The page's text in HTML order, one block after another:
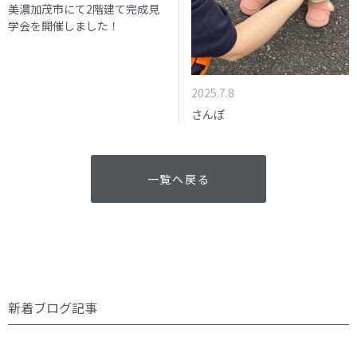
美濃加茂市にて2階建て完成見
学会を開催しました！
2025.7.8
さんぽ
一覧へ戻る
新着ブログ記事